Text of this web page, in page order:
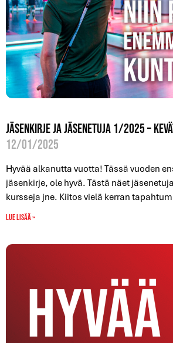
Jäsenkirje ja jäsenetuja 1/2025 –
12/01/2025
Hyvää alkanutta vuotta! Tässä vuoden
jäsenkirje, ole hyvä. Tästä näet
kursseja jne. Kiitos vielä kerran
Lue lisää »